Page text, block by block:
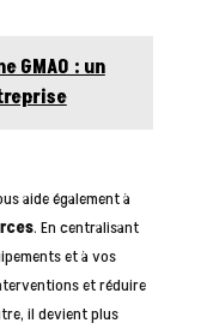
GMAO : un
aide également à
. En centralisant
et à vos
et réduire
il devient plus